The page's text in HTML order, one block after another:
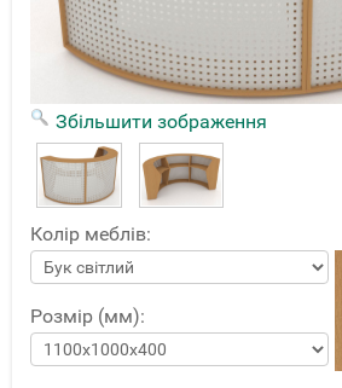
Збільшити зображення
Колір меблів:
Розмір (мм):